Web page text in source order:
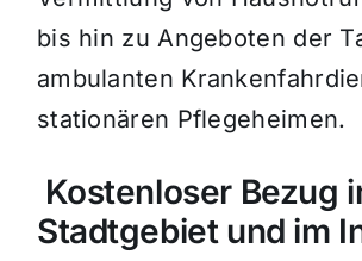
bis hin zu Angeboten der
ambulanten
stationären Pflegeheimen.
Kostenloser Bezug
Stadtgebiet und im